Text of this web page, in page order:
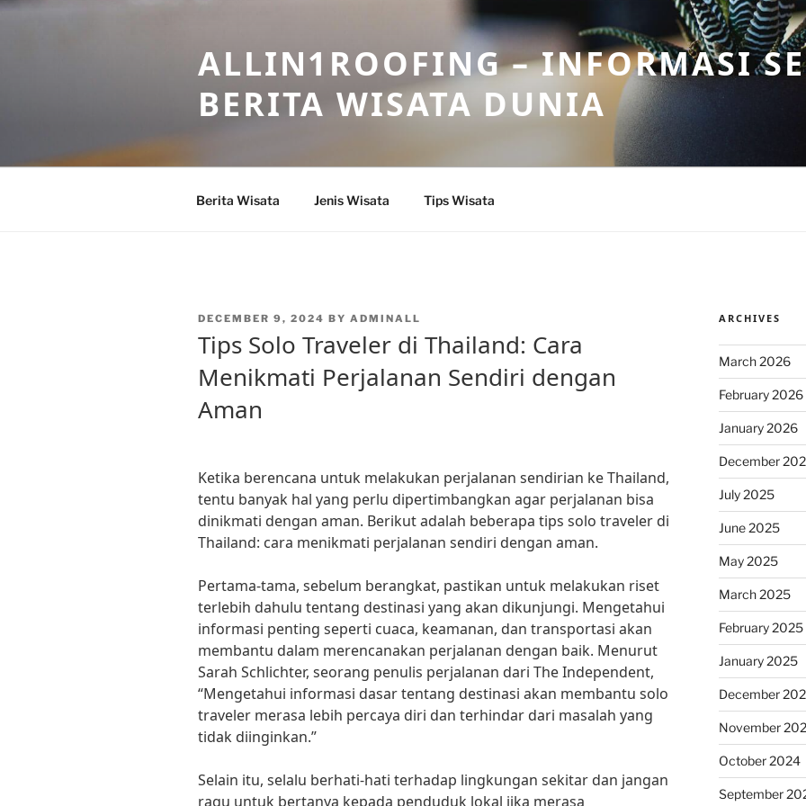
Skip
ALLIN1ROOFING – INFORMASI
BERITA WISATA DUNIA
Berita Wisata Jenis Wisata Tips Wisata
POSTED
DECEMBER 9, 2024 BY ADMINALL
Tips Solo Traveler di Thailand: Cara
Menikmati Perjalanan Sendiri dengan
Aman
Ketika berencana untuk melakukan perjalanan sendirian ke Thailand,
tentu banyak hal yang perlu dipertimbangkan agar perjalanan bisa
dinikmati dengan aman. Berikut adalah beberapa tips solo traveler di
Thailand: cara menikmati perjalanan sendiri dengan aman.
Pertama-tama, sebelum berangkat, pastikan untuk melakukan riset
terlebih dahulu tentang destinasi yang akan dikunjungi. Mengetahui
informasi penting seperti cuaca, keamanan, dan transportasi akan
membantu dalam merencanakan perjalanan dengan baik. Menurut
Sarah Schlichter, seorang penulis perjalanan dari The Independent,
“Mengetahui informasi dasar tentang destinasi akan membantu solo
traveler merasa lebih percaya diri dan terhindar dari masalah yang
tidak diinginkan.”
Selain itu, selalu berhati-hati terhadap lingkungan sekitar dan jangan
ragu untuk bertanya kepada penduduk lokal jika merasa
ARCHIVES
March 2026
February 2026
January 2026
December
July 2025
June 2025
May 2025
March 2025
February 2025
January 2025
December
November
October 2024
September